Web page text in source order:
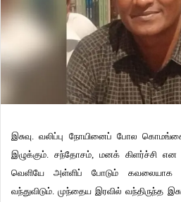
இசுவு. வலிப்பு நோயினைப் போல
இழுக்கும். சந்தோசம், மனக் கிளர்ச்சி
வெளியே அள்ளிப் போடும் கவலையாக
வந்துவிடும். முந்தைய இரவில் வந்திருந்த